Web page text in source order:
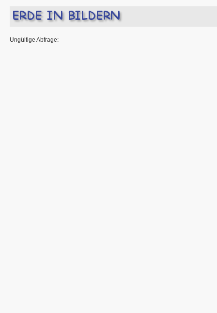
Ungültige Abfrage: